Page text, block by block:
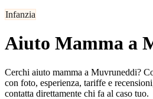
Infanzia
Aiuto Mamma a
Cerchi aiuto mamma a Muvruneddi?
con foto, esperienza, tariffe e
contatta direttamente chi fa al caso tuo.